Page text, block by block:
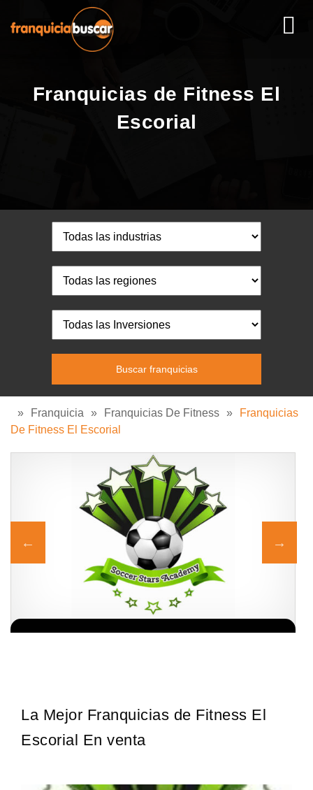
Franquicias de Fitness El
Escorial
» Franquicia » Franquicias De Fitness »
Franquicias
De Fitness El Escorial
La Mejor Franquicias de Fitness El
Escorial En venta